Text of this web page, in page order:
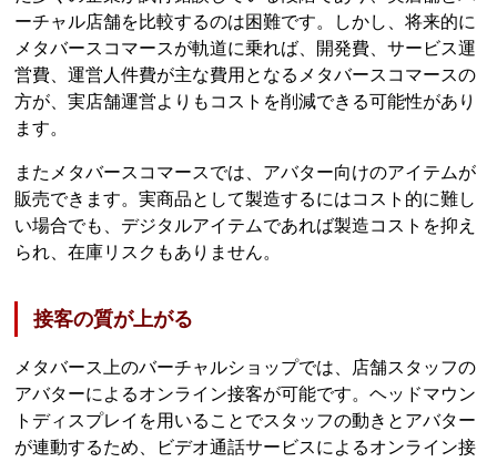
ーチャル店舗を比較するのは困難です。しかし、将来的に
メタバースコマースが軌道に乗れば、開発費、サービス運
営費、運営人件費が主な費用となるメタバースコマースの
方が、実店舗運営よりもコストを削減できる可能性があり
ます。
またメタバースコマースでは、アバター向けのアイテムが
販売できます。実商品として製造するにはコスト的に難し
い場合でも、デジタルアイテムであれば製造コストを抑え
られ、在庫リスクもありません。
接客の質が上がる
メタバース上のバーチャルショップでは、店舗スタッフの
アバターによるオンライン接客が可能です。ヘッドマウン
トディスプレイを用いることでスタッフの動きとアバター
が連動するため、ビデオ通話サービスによるオンライン接